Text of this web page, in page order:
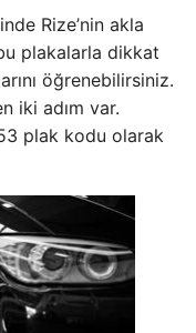
Rize’nin akla
plakalarla dikkat
öğrenebilirsiniz.
iki adım var.
plak kodu olarak